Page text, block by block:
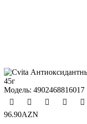
Модель: 4902468816017
96.90AZN